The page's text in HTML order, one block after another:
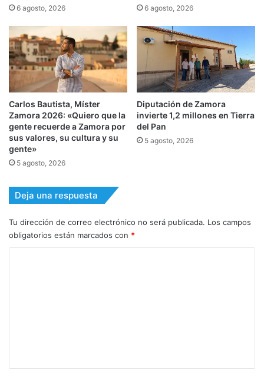
6 agosto, 2026 6 agosto, 2026
Carlos Bautista, Míster
Zamora 2026: «Quiero que la
gente recuerde a Zamora por
sus valores, su cultura y su
gente»
5 agosto, 2026
Diputación de Zamora
invierte 1,2 millones en Tierra
del Pan
5 agosto, 2026
Deja una respuesta
Tu dirección de correo electrónico no será publicada. Los campos
obligatorios están marcados con *